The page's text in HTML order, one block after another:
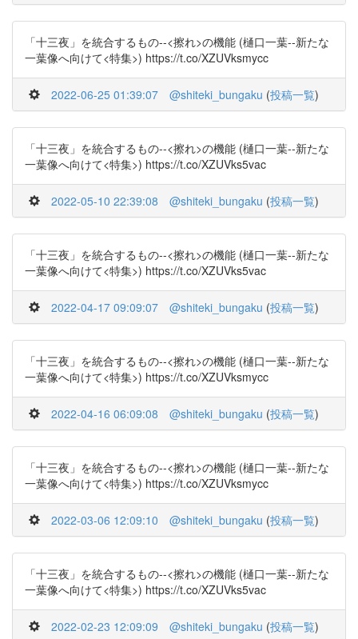
「十三夜」を統合するもの--<擦れ>の機能 (樋口一葉--新たな
一葉像へ向けて<特集>) https://t.co/XZUVksmycc
2022-06-25 01:39:07 @shiteki_bungaku (投稿一覧)
「十三夜」を統合するもの--<擦れ>の機能 (樋口一葉--新たな
一葉像へ向けて<特集>) https://t.co/XZUVks5vac
2022-05-10 22:39:08 @shiteki_bungaku (投稿一覧)
「十三夜」を統合するもの--<擦れ>の機能 (樋口一葉--新たな
一葉像へ向けて<特集>) https://t.co/XZUVks5vac
2022-04-17 09:09:07 @shiteki_bungaku (投稿一覧)
「十三夜」を統合するもの--<擦れ>の機能 (樋口一葉--新たな
一葉像へ向けて<特集>) https://t.co/XZUVksmycc
2022-04-16 06:09:08 @shiteki_bungaku (投稿一覧)
「十三夜」を統合するもの--<擦れ>の機能 (樋口一葉--新たな
一葉像へ向けて<特集>) https://t.co/XZUVksmycc
2022-03-06 12:09:10 @shiteki_bungaku (投稿一覧)
「十三夜」を統合するもの--<擦れ>の機能 (樋口一葉--新たな
一葉像へ向けて<特集>) https://t.co/XZUVks5vac
2022-02-23 12:09:09 @shiteki_bungaku (投稿一覧)